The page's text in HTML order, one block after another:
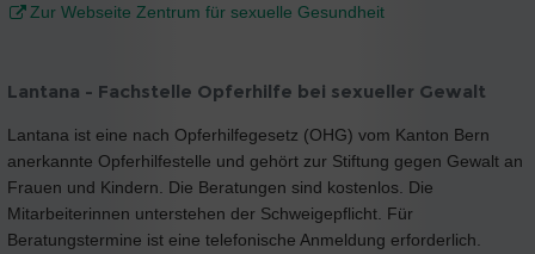
Zur Webseite Zentrum für sexuelle Gesundheit
Lantana - Fachstelle Opferhilfe bei sexueller Gewalt
Lantana ist eine nach Opferhilfegesetz (OHG) vom Kanton Bern
anerkannte Opferhilfestelle und gehört zur Stiftung gegen Gewalt an
Frauen und Kindern. Die Beratungen sind kostenlos. Die
Mitarbeiterinnen unterstehen der Schweigepflicht. Für
Beratungstermine ist eine telefonische Anmeldung erforderlich.